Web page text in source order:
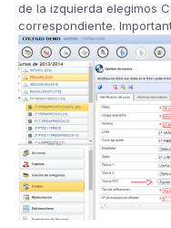
de la izquierda elegimos
correspondiente.